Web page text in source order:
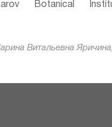
Botanical
Витальевна